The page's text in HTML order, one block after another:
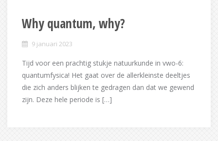
Why quantum, why?
9 januari 2023
Tijd voor een prachtig stukje natuurkunde in vwo-6:
quantumfysica! Het gaat over de allerkleinste deeltjes
die zich anders blijken te gedragen dan dat we gewend
zijn. Deze hele periode is […]